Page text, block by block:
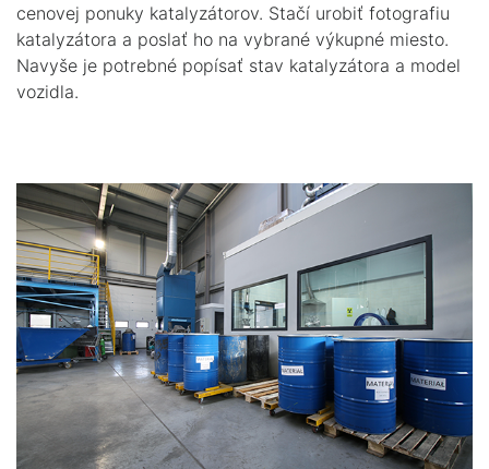
cenovej ponuky katalyzátorov. Stačí urobiť fotografiu
katalyzátora a poslať ho na vybrané výkupné miesto.
Navyše je potrebné popísať stav katalyzátora a model
vozidla.